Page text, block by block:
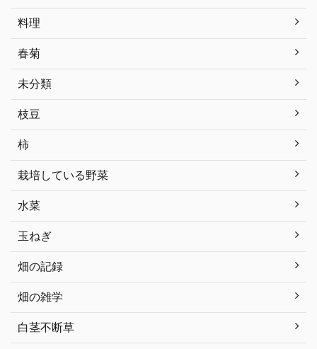
料理
春菊
未分類
枝豆
柿
栽培している野菜
水菜
玉ねぎ
畑の記録
畑の雑学
白茎不断草